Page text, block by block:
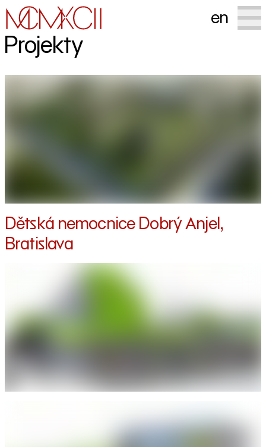
en
Projekty
Dětská nemocnice Dobrý Anjel,
Bratislava